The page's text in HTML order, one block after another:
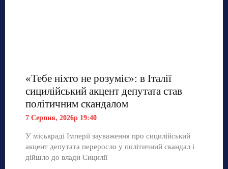
«Тебе ніхто не розуміє»: в Італії
сицилійський акцент депутата став
політичним скандалом
7 Серпня, 2026р 19:40
У міськраді Імперії зауваження про сицилійський
акцент депутата переросло у політичний скандал і
дійшло до влади Сицилії